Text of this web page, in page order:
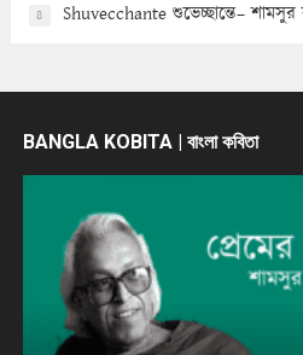
8 Shuvecchante শুভেচ্ছান্তে–
BANGLA KOBITA | বাংলা কবিতা